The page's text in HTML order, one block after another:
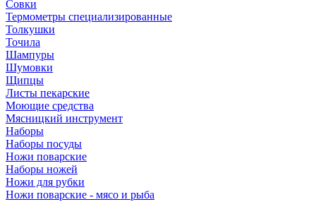
Совки
Термометры специализированные
Толкушки
Точила
Шампуры
Шумовки
Щипцы
Листы пекарские
Моющие средства
Мясницкий инструмент
Наборы
Наборы посуды
Ножи поварские
Наборы ножей
Ножи для рубки
Ножи поварские - мясо и рыба